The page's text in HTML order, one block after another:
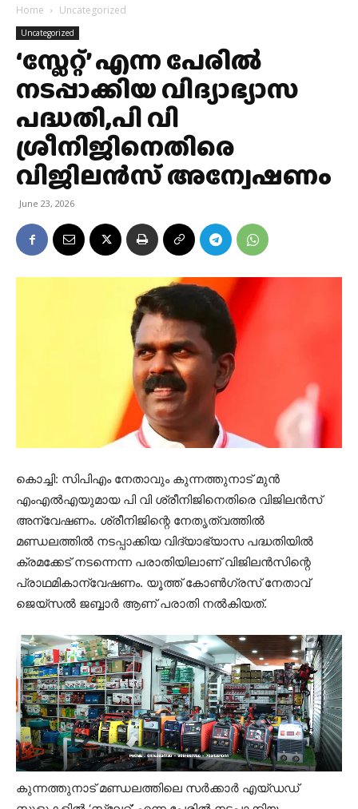
Home Uncategorized
Uncategorized
‘സ്ലേറ്റ്’ എന്ന പേരില്‍
നടപ്പാക്കിയ വിദ്യാഭ്യാസ
പദ്ധതി,പി വി
ശ്രീനിജിനെതിരെ
വിജിലന്‍സ് അന്വേഷണം
June 23, 2026
കൊച്ചി: സിപിഎം നേതാവും കുന്നത്തുനാട് മുന്‍
എംഎല്‍എയുമായ പി വി ശ്രീനിജിനെതിരെ വിജിലന്‍സ്
അന്വേഷണം. ശ്രീനിജിന്റെ നേതൃത്വത്തില്‍
മണ്ഡലത്തില്‍ നടപ്പാക്കിയ വിദ്യാഭ്യാസ പദ്ധതിയില്‍
ക്രമക്കേട് നടന്നെന്ന പരാതിയിലാണ് വിജിലന്‍സിന്റെ
പ്രാഥമികാന്വേഷണം. യൂത്ത് കോണ്‍ഗ്രസ് നേതാവ്
ജെയ്‌സല്‍ ജബ്ബാര്‍ ആണ് പരാതി നല്‍കിയത്.
കുന്നത്തുനാട് മണ്ഡലത്തിലെ സര്‍ക്കാര്‍ എയ്ഡഡ്